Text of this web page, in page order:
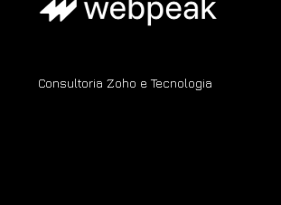
Consultoria Zoho e Tecnologia